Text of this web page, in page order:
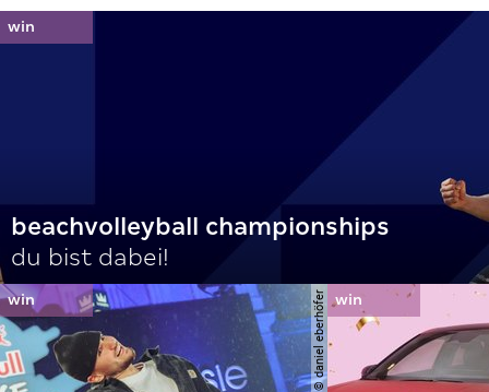
beachvolleyball championships
du bist dabei!
© daniel eberhöfer